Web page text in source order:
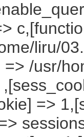
liru/
/usr/
=>